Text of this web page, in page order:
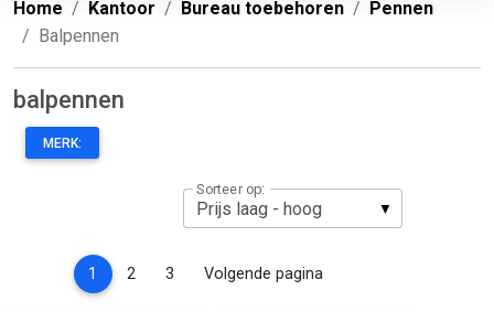
Home
Kantoor Bureau toebehoren
Pennen
Balpennen
balpennen
MERK:
Sorteer op:
1 (current)
2 3 Volgende pagina